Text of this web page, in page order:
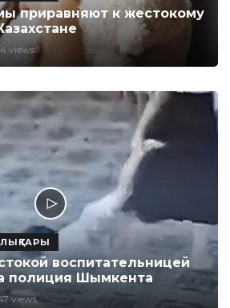
приравняют к жестокому
views
воспитательницей
полиция Шымкента
views